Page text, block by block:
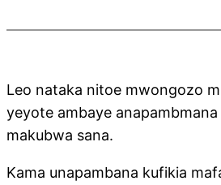
Leo nataka nitoe mwongozo
yeyote ambaye
makubwa sana.
Kama unapambana kufikia